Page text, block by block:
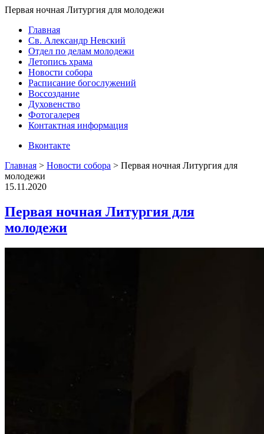
Первая ночная Литургия для молодежи
Главная
Св. Александр Невский
Отдел по делам молодежи
Летопись храма
Новости собора
Расписание богослужений
Воссоздание
Духовенство
Фотогалерея
Контактная информация
Вконтакте
Главная > Новости собора > Первая ночная Литургия для
молодежи
15.11.2020
Первая ночная Литургия для
молодежи